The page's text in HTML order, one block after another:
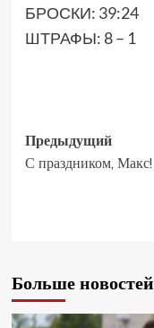
БРОСКИ: 39:24
ШТРАФЫ: 8 – 1
Предыдущий
С праздником, Макс!
Больше новостей